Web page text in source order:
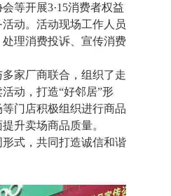
等开展3·15消费者权益
动。活动现场工作人员
理消费投诉、宣传消费
家厂商联合，组织了走
动，打造“好邻居”形
门店积极组织进行商品
升卖场商品质量。
式，共同打造诚信和谐